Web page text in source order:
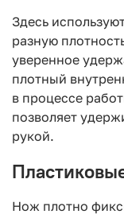
Здесь
разную
уверенное
плотный
в процессе
позволяет
рукой.
Нож плотно